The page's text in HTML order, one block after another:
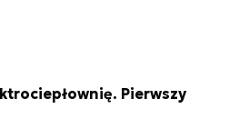
Pierwszy